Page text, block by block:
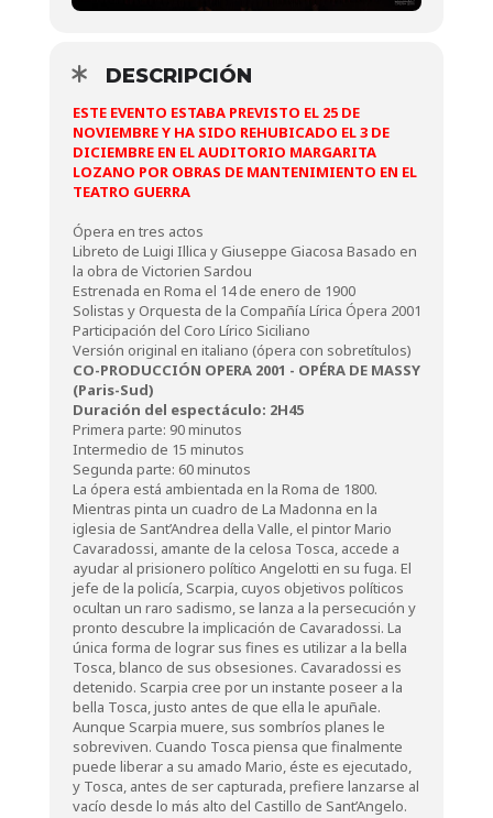
DESCRIPCIÓN
ESTE EVENTO ESTABA PREVISTO EL 25 DE
NOVIEMBRE Y HA SIDO REHUBICADO EL 3 DE
DICIEMBRE EN EL AUDITORIO MARGARITA
LOZANO POR OBRAS DE MANTENIMIENTO EN EL
TEATRO GUERRA
Ópera en tres actos
Libreto de Luigi Illica y Giuseppe Giacosa Basado en
la obra de Victorien Sardou
Estrenada en Roma el 14 de enero de 1900
Solistas y Orquesta de la Compañía Lírica Ópera 2001
Participación del Coro Lírico Siciliano
Versión original en italiano (ópera con sobretítulos)
CO-PRODUCCIÓN OPERA 2001 - OPÉRA DE MASSY
(Paris-Sud)
Duración del espectáculo: 2H45
Primera parte: 90 minutos
Intermedio de 15 minutos
Segunda parte: 60 minutos
La ópera está ambientada en la Roma de 1800.
Mientras pinta un cuadro de La Madonna en la
iglesia de Sant’Andrea della Valle, el pintor Mario
Cavaradossi, amante de la celosa Tosca, accede a
ayudar al prisionero político Angelotti en su fuga. El
jefe de la policía, Scarpia, cuyos objetivos políticos
ocultan un raro sadismo, se lanza a la persecución y
pronto descubre la implicación de Cavaradossi. La
única forma de lograr sus fines es utilizar a la bella
Tosca, blanco de sus obsesiones. Cavaradossi es
detenido. Scarpia cree por un instante poseer a la
bella Tosca, justo antes de que ella le apuñale.
Aunque Scarpia muere, sus sombríos planes le
sobreviven. Cuando Tosca piensa que finalmente
puede liberar a su amado Mario, éste es ejecutado,
y Tosca, antes de ser capturada, prefiere lanzarse al
vacío desde lo más alto del Castillo de Sant’Angelo.